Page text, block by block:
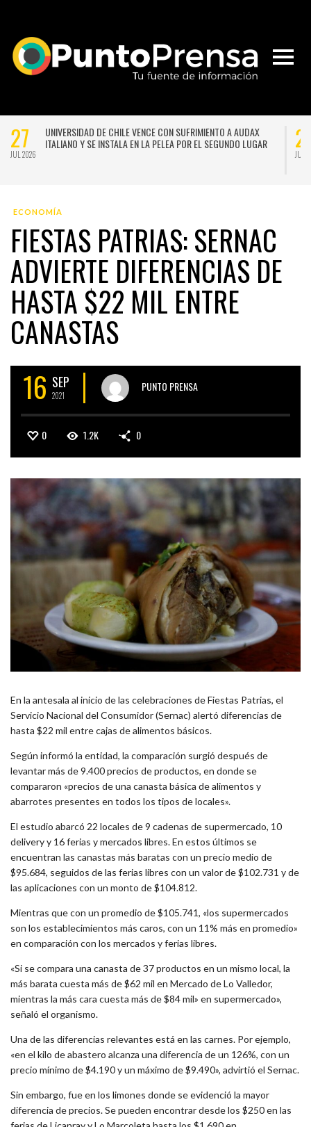
27
JUL 2026
UNIVERSIDAD DE CHILE VENCE CON SUFRIMIENTO A AUDAX
ITALIANO Y SE INSTALA EN LA PELEA POR EL SEGUNDO LUGAR
JUL
ECONOMÍA
FIESTAS PATRIAS: SERNAC
ADVIERTE DIFERENCIAS DE
HASTA $22 MIL ENTRE
CANASTAS
16 SEP
2021
PUNTO PRENSA
0 1.2K 0
En la antesala al inicio de las celebraciones de Fiestas Patrias, el
Servicio Nacional del Consumidor (Sernac) alertó diferencias de
hasta $22 mil entre cajas de alimentos básicos.
Según informó la entidad, la comparación surgió después de
levantar más de 9.400 precios de productos, en donde se
compararon «precios de una canasta básica de alimentos y
abarrotes presentes en todos los tipos de locales».
El estudio abarcó 22 locales de 9 cadenas de supermercado, 10
delivery y 16 ferias y mercados libres. En estos últimos se
encuentran las canastas más baratas con un precio medio de
$95.684, seguidos de las ferias libres con un valor de $102.731 y de
las aplicaciones con un monto de $104.812.
Mientras que con un promedio de $105.741, «los supermercados
son los establecimientos más caros, con un 11% más en promedio»
en comparación con los mercados y ferias libres.
«Si se compara una canasta de 37 productos en un mismo local, la
más barata cuesta más de $62 mil en Mercado de Lo Valledor,
mientras la más cara cuesta más de $84 mil» en supermercado»,
señaló el organismo.
Una de las diferencias relevantes está en las carnes. Por ejemplo,
«en el kilo de abastero alcanza una diferencia de un 126%, con un
precio mínimo de $4.190 y un máximo de $9.490», advirtió el Sernac.
Sin embargo, fue en los limones donde se evidenció la mayor
diferencia de precios. Se pueden encontrar desde los $250 en las